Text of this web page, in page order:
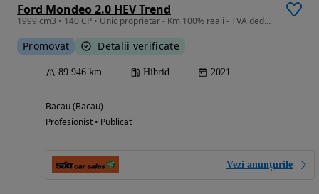
Ford Mondeo 2.0 HEV Trend
1999 cm3 • 140 CP • Unic proprietar - Km 100% reali - TVA deductibil
Promovat Detalii verificate
89 946 km Hibrid 2021
Bacau (Bacau)
Profesionist • Publicat
Vezi anunțurile